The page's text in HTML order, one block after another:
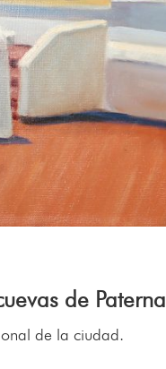
de Paterna
de la ciudad.